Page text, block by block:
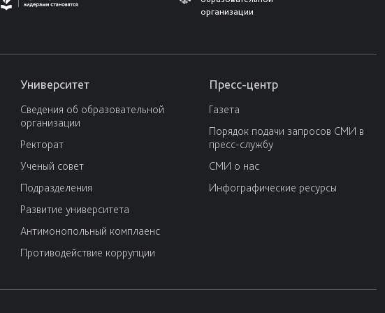
организации
Университет
Сведения об образовательной
организации
Ректорат
Ученый совет
Подразделения
Развитие университета
Антимонопольный комплаенс
Противодействие коррупции
Пресс-центр
Газета
Порядок подачи запросов СМИ в
пресс-службу
СМИ о нас
Инфографические ресурсы